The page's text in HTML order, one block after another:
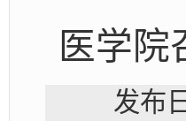
医学院
发布